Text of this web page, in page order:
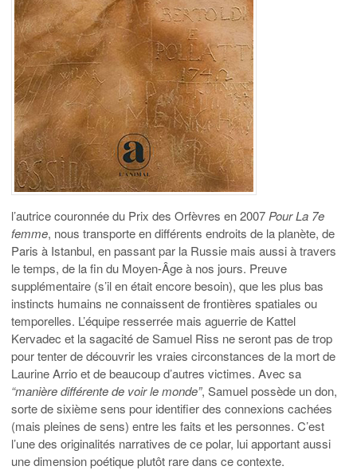
l’autricecouronnée du Prix des Orfèvres en 2007 Pour La 7e
femme, nous transporte en différents endroits de la planète, de
Paris à Istanbul, en passant par la Russie mais aussi à travers
le temps, de la fin du Moyen-Âge à nos jours. Preuve
supplémentaire (s’il en était encore besoin), que les plus bas
instincts humains ne connaissent de frontières spatiales ou
temporelles. L’équipe resserrée mais aguerrie de Kattel
Kervadec et la sagacité de Samuel Riss ne seront pas de trop
pour tenter de découvrir les vraies circonstances de la mort de
Laurine Arrio et de beaucoup d’autres victimes. Avec sa
“manière différente de voir le monde”, Samuel possède un don,
sorte de sixième sens pour identifier des connexions cachées
(mais pleines de sens) entre les faits et les personnes. C’est
l’une des originalités narratives de ce polar, lui apportant aussi
une dimension poétique plutôt rare dans ce contexte.